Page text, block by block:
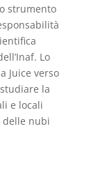
strumento
Lo
Juice verso
la
e locali
delle nubi